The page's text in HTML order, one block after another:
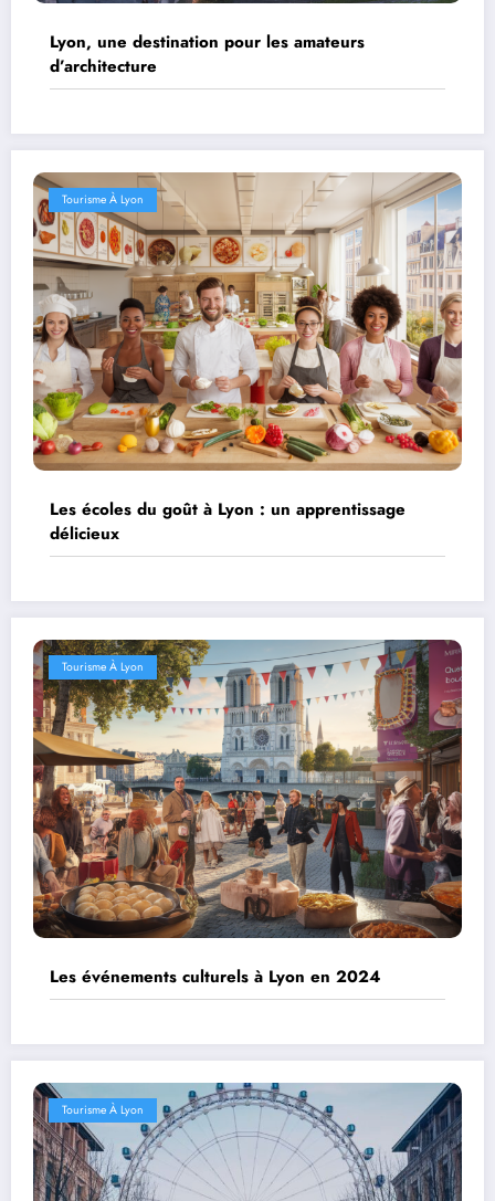
Lyon, une destination pour les amateurs
d’architecture
Tourisme À Lyon
Les écoles du goût à Lyon : un apprentissage
délicieux
Tourisme À Lyon
Les événements culturels à Lyon en 2024
Tourisme À Lyon